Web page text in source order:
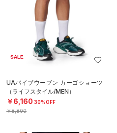
SALE
UAバイブウーブン カーゴショーツ
（ライフスタイル/MEN）
￥6,160 30%OFF
￥8,800